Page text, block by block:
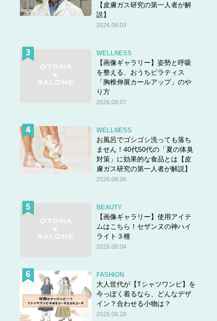
【皮膚ガス研究の第一人者が解
説】
2026.08.03
WELLNESS
【画像ギャラリー】姿勢と呼吸
を整える、おうちピラティス
「胸椎伸展カールアップ」のや
り方
2026.08.07
WELLNESS
お風呂でゴシゴシ洗っても落ち
ません！40代50代の「夏の体臭
対策」に効果的な食品とは【皮
膚ガス研究の第一人者が解説】
2026.08.06
BEAUTY
【画像ギャラリー】使用アイテ
ムはこちら！セザンヌの神ハイ
ライト３種
2026.08.04
FASHION
大人世代が【Tシャツワンピ】を
今っぽく着るなら、どんなデザ
イン？合わせる小物は？
2026.06.28